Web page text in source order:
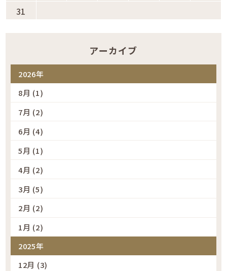
31
アーカイブ
2026年
8月 (1)
7月 (2)
6月 (4)
5月 (1)
4月 (2)
3月 (5)
2月 (2)
1月 (2)
2025年
12月 (3)